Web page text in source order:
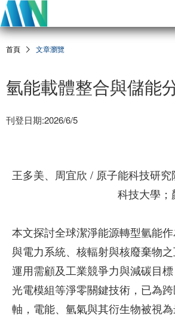
首頁 文章瀏覽
氫能載體整合與儲能
刊登日期:2026/6/5
王多美、周宜欣 / 原子能科技研
科技大學
本文探討全球潔淨能源轉型氫能
與電力系統、核輻射與核廢棄物
運用需顧及工業競爭力與減碳目
光電模組等淨零關鍵技術，已為
軸，電能、氫氣與其衍生物被視